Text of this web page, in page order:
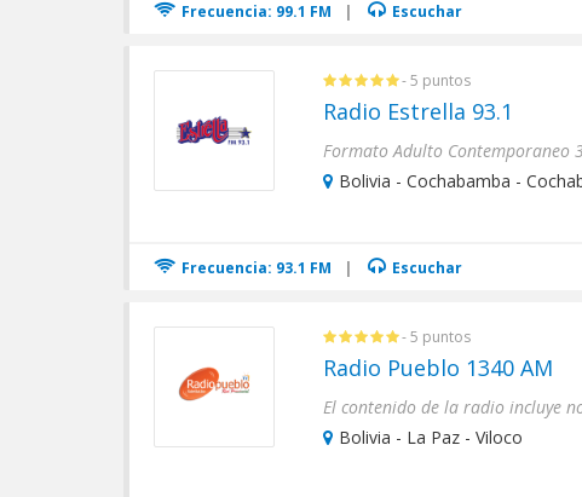
Frecuencia: 99.1 FM | Escuchar
- 5 puntos
Radio Estrella 93.1
Bolivia - Cochabamba -
Frecuencia: 93.1 FM | Escuchar
- 5 puntos
Radio Pueblo 1340 AM
Bolivia - La Paz - Viloco